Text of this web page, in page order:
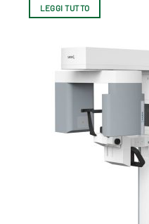
LEGGI TUTTO